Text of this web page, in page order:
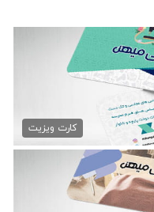
کارت ویزیت